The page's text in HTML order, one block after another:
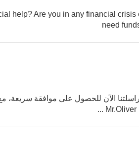
help? Are you in any financial
need
الآن للحصول على موافقة سريعة، مع